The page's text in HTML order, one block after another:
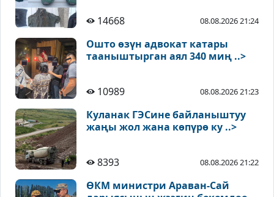
14668 08.08.2026 21:24
Ошто өзүн адвокат катары
тааныштырган аял 340 миң ..>
10989 08.08.2026 21:23
Куланак ГЭСине байланыштуу
жаңы жол жана көпүрө ку ..>
8393 08.08.2026 21:22
ӨКМ министри Араван-Сай